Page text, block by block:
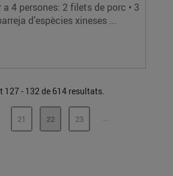
4 persones: 2 filets de porc • 3
d’espècies xineses ...
127 - 132 de 614 resultats.
INTERMÈDIES
PÀGINA
21 PÀGINA
22 PÀGINA
23 ...PÀGINES